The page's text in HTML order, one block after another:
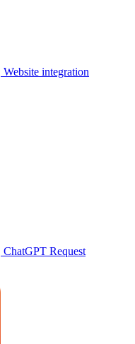
Website integration
ChatGPT Request